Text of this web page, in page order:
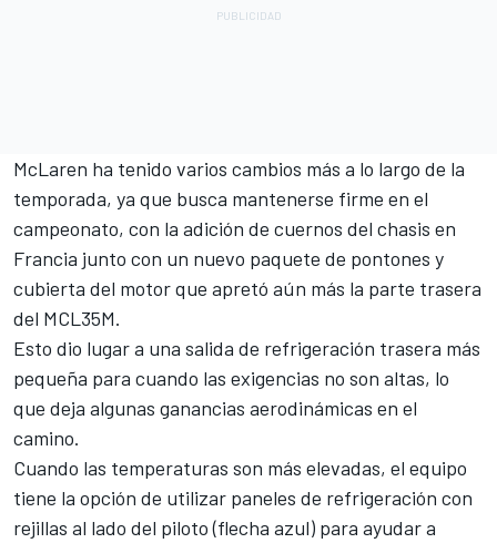
McLaren ha tenido varios cambios más a lo largo de la
temporada, ya que busca mantenerse firme en el
campeonato, con la adición de cuernos del chasis en
Francia junto con un nuevo paquete de pontones y
cubierta del motor que apretó aún más la parte trasera
del MCL35M.
Esto dio lugar a una salida de refrigeración trasera más
pequeña para cuando las exigencias no son altas, lo
que deja algunas ganancias aerodinámicas en el
camino.
Cuando las temperaturas son más elevadas, el equipo
tiene la opción de utilizar paneles de refrigeración con
rejillas al lado del piloto (flecha azul) para ayudar a